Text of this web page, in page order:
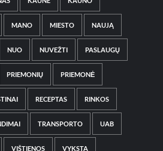
MANO MIESTO NAUJĄ
NUO NUVEŽTI PASLAUGŲ
PRIEMONIŲ PRIEMONĖ
RECEPTAS RINKOS
TRANSPORTO UAB
VIŠTIENOS VYKSTA